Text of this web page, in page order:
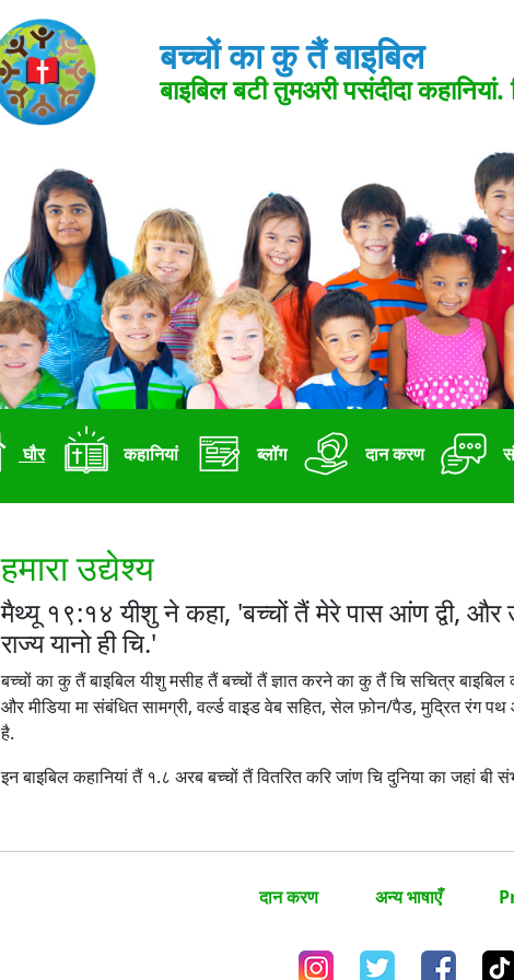
बच्चों का कु तैं बाइबिल
बाइबिल बटी तुमअरी पसंदीदा
घौर कहानियां ब्लॉग दान करण
हमारा उद्येश्य
मैथ्यू १९:१४ यीशु ने कहा, 'बच्चों तैं मेरे पास आंण द्वी,
राज्य यानो ही चि.'
बच्चों का कु तैं बाइबिल यीशु मसीह तैं बच्चों तैं ज्ञात करने का कु तैं चि सचित्र बाइबिल
और मीडिया मा संबंधित सामग्री, वर्ल्ड वाइड वेब सहित, सेल फ़ोन/पैड, मुद्रित रंग
है.
इन बाइबिल कहानियां तैं १.८ अरब बच्चों तैं वितरित करि जांण चि दुनिया का जहां बी
दान करण अन्य भाषाएँ